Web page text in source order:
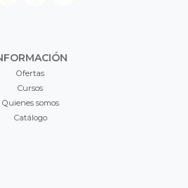
Ofertas
Cursos
Quienes somos
Catálogo